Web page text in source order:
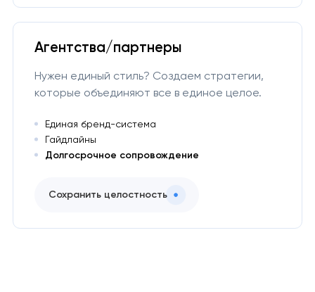
Агентства/партнеры
Нужен единый стиль? Создаем стратегии,
которые объединяют все в единое целое.
Единая бренд-система
Гайдлайны
Долгосрочное сопровождение
Сохранить целостность